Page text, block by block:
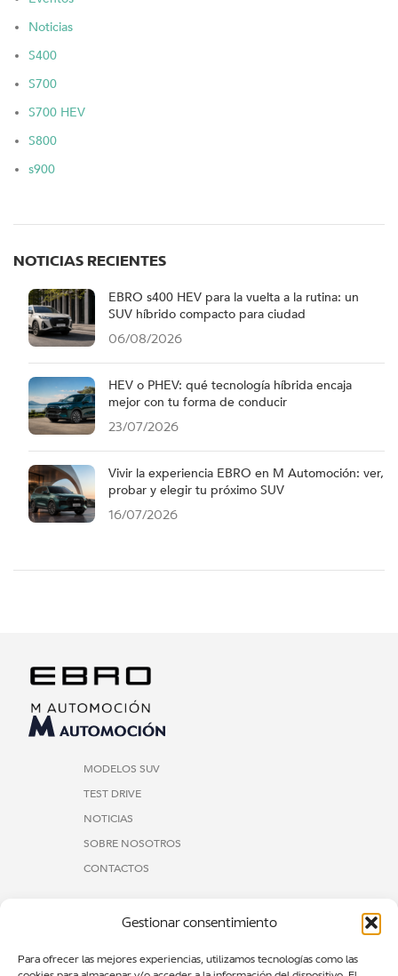
Gestionar consentimiento
Para ofrecer las mejores experiencias, utilizamos tecnologías como las
Noticias
S400
S700
S700 HEV
S800
s900
NOTICIAS RECIENTES
EBRO s400 HEV para la vuelta a la rutina: un
SUV híbrido compacto para ciudad
06/08/2026
HEV o PHEV: qué tecnología híbrida encaja
mejor con tu forma de conducir
23/07/2026
Vivir la experiencia EBRO en M Automoción: ver,
probar y elegir tu próximo SUV
16/07/2026
MODELOS SUV
TEST DRIVE
NOTICIAS
SOBRE NOSOTROS
CONTACTOS
EBRO M AUTOMOCIÓN BARCELONA
Gran Via de les Corts Catalanes, 484, L’Eixample, 08015
Barcelona